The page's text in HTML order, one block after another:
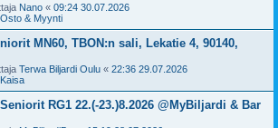
Nano « 09:24 30.07.2026
Osto & Myynti
MN60, TBON:n sali, Lekatie 4, 90140,
Terwa Biljardi Oulu « 22:36 29.07.2026
Kaisa
RG1 22.(-23.)8.2026 @MyBiljardi & Bar